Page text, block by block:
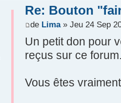
Re: Bouton
de Lima» Jeu 24 Sep
Un petit don pour
reçus sur ce
Vous êtes